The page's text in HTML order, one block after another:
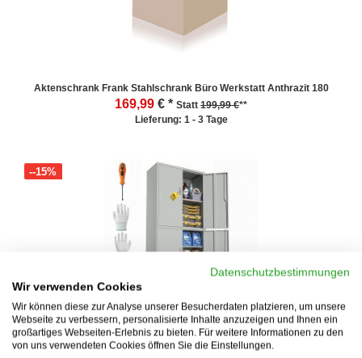
Aktenschrank Frank Stahlschrank Büro Werkstatt Anthrazit 180
169,99 € * Statt 199,99 €**
Lieferung: 1 - 3 Tage
Aktenschrank Frank Stahlschrank Büro Werkstatt Grau 180cm
169,99
--15%
€ * Statt199,99 €**
Datenschutzbestimmungen
Wir verwenden Cookies
Wir können diese zur Analyse unserer Besucherdaten platzieren, um unsere
Webseite zu verbessern, personalisierte Inhalte anzuzeigen und Ihnen ein
großartiges Webseiten-Erlebnis zu bieten. Für weitere Informationen zu den
von uns verwendeten Cookies öffnen Sie die Einstellungen.